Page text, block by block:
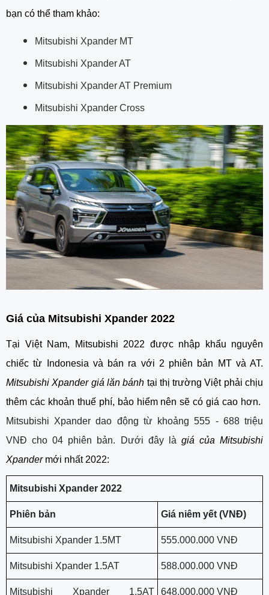
bạn có thể tham khảo:
Mitsubishi Xpander MT
Mitsubishi Xpander AT
Mitsubishi Xpander AT Premium
Mitsubishi Xpander Cross
Giá của Mitsubishi Xpander 2022
Tại Việt Nam, Mitsubishi 2022 được nhập khẩu nguyên
Mitsubishi Xpander giá lăn bánh tại thị trường Việt phải chịu
Mitsubishi Xpander dao động từ khoảng 555 - 688 triệu
VNĐ cho 04 phiên bản. Dưới đây là giá của Mitsubishi
Xpander mới nhất 2022:
Mitsubishi Xpander 2022
Phiên bản Giá niêm yết (VNĐ)
Mitsubishi Xpander 1.5MT 555.000.000 VNĐ
Mitsubishi Xpander 1.5AT 588.000.000 VNĐ
Mitsubishi Xpander 1.5AT
648.000.000 VNĐ